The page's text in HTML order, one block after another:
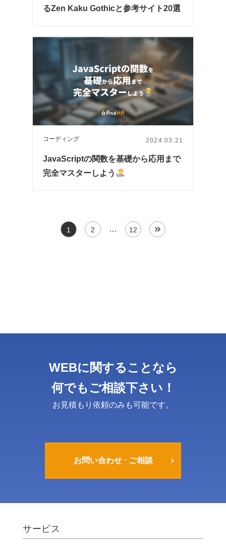
るZen Kaku Gothicと参考サイト20選
コーディング 2024.03.21
JavaScriptの関数を基礎から応用まで
完全マスターしよう
1 2 … 12
WEBに関することなら
何でもご相談下さい！
お見積もり依頼のみも可能です。
お問い合わせ ⋅ ご相談
サービス